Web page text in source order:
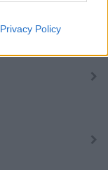
Privacy Policy